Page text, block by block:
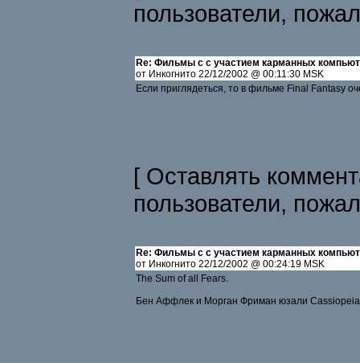
пользователи,
Re: Фильмы с с участием карманных
от Инкогнито 22/12/2002 @ 00:11:30 MSK
Если приглядеться, то в фильме Final Fantasy
[ Оставлять
пользователи,
Re: Фильмы с с участием карманных
от Инкогнито 22/12/2002 @ 00:24:19 MSK
The Sum of all Fears.
Бен Аффлек и Морган Фриман юзали